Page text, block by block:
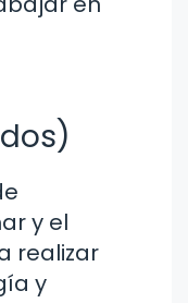
y el
realizar
y